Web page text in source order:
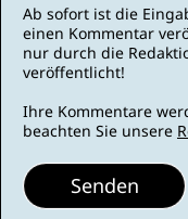
Ab sofort ist die
einen Kommentar
nur durch die
veröffentlicht!
Ihre Kommentare
beachten Sie unsere
Senden